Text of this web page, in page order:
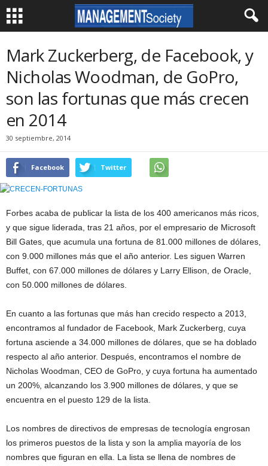
Mark Zuckerberg, de Facebook, y
Nicholas Woodman, de GoPro,
son las fortunas que más crecen
en 2014
30 septiembre, 2014
Facebook Twitter
Forbes acaba de publicar la lista de los 400 americanos más ricos,
y que sigue liderada, tras 21 años, por el empresario de Microsoft
Bill Gates, que acumula una fortuna de 81.000 millones de dólares,
con 9.000 millones más que el año anterior. Les siguen Warren
Buffet, con 67.000 millones de dólares y Larry Ellison, de Oracle,
con 50.000 millones de dólares.
En cuanto a las fortunas que más han crecido respecto a 2013,
encontramos al fundador de Facebook, Mark Zuckerberg, cuya
fortuna asciende a 34.000 millones de dólares, que se ha doblado
respecto al año anterior. Después, encontramos el nombre de
Nicholas Woodman, CEO de GoPro, y cuya fortuna ha aumentado
un 200%, alcanzando los 3.900 millones de dólares, y que se
encuentra en el puesto 129 de la lista.
Los nombres de directivos de empresas de tecnología engrosan
los primeros puestos de la lista y son la amplia mayoría de los
nombres que figuran en ella. La lista se llena de nombres de